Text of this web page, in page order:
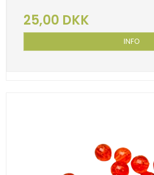
25,00 DKK
INFO